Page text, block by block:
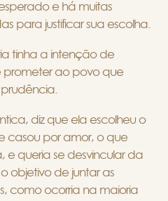
e há muitas
para justificar sua escolha.
tinha a intenção de
prometer ao povo que
diz que ela escolheu o
casou por amor, o que
queria se desvincular da
objetivo de juntar as
como ocorria na maioria